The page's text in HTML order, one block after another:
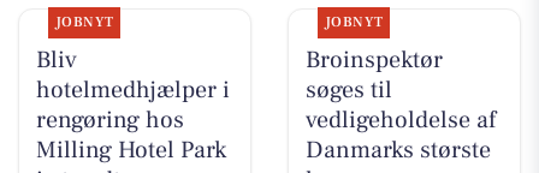
JOBNYT
Bliv
hotelmedhjælper i
rengøring hos
Milling Hotel Park
JOBNYT
Broinspektør
søges til
vedligeholdelse af
Danmarks største